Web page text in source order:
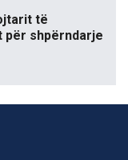
të
shpërndarje